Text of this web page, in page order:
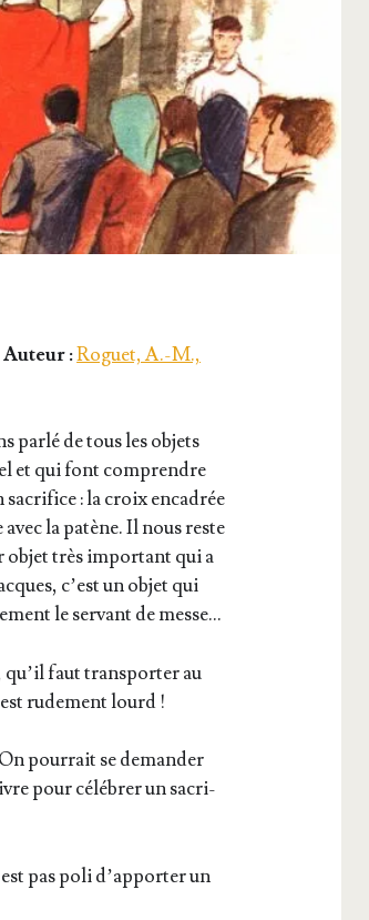
|Auteur :Roguet, A.-M.,
par­lé de tous les objets
et qui font com­prendre
sacri­fice : la croix enca­drée
avec la patène. Il nous reste
objet très impor­tant qui a
c’est un objet qui
le ser­vant de messe…
faut trans­por­ter au
rude­ment lourd !
pour­rait se deman­der
pour célé­brer un sacri­
pas poli d’ap­por­ter un